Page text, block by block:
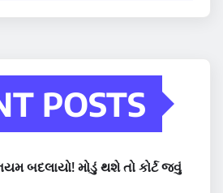
POSTS
બદલાયો! મોડું થશે તો કોર્ટ જવું